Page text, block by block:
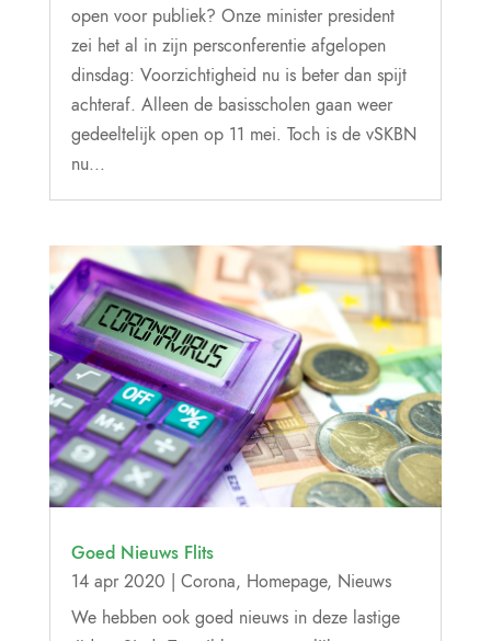
open voor publiek? Onze minister president
zei het al in zijn persconferentie afgelopen
dinsdag: Voorzichtigheid nu is beter dan spijt
achteraf. Alleen de basisscholen gaan weer
gedeeltelijk open op 11 mei. Toch is de vSKBN
nu...
Goed Nieuws Flits
14 apr 2020 | Corona, Homepage, Nieuws
We hebben ook goed nieuws in deze lastige